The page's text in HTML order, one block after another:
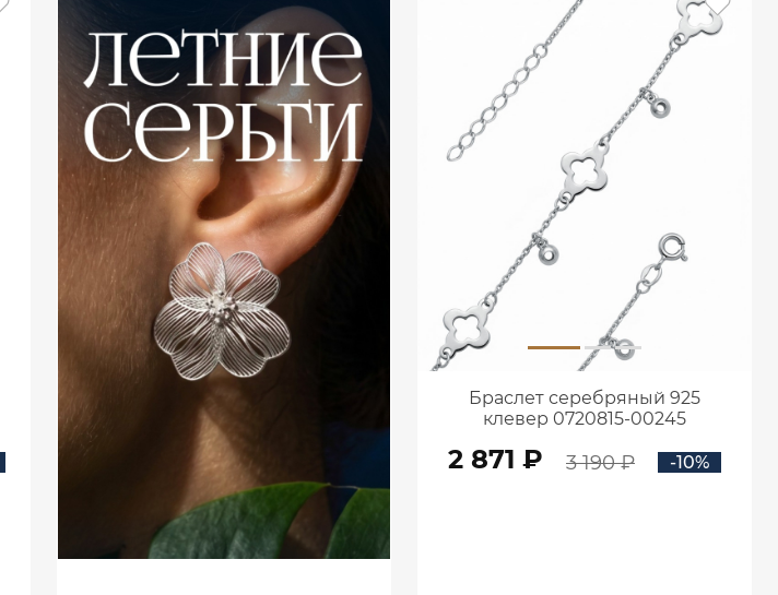
Браслет серебряный 925
клевер 0720815-00245
2 871 ₽ 3 190 ₽ -10%